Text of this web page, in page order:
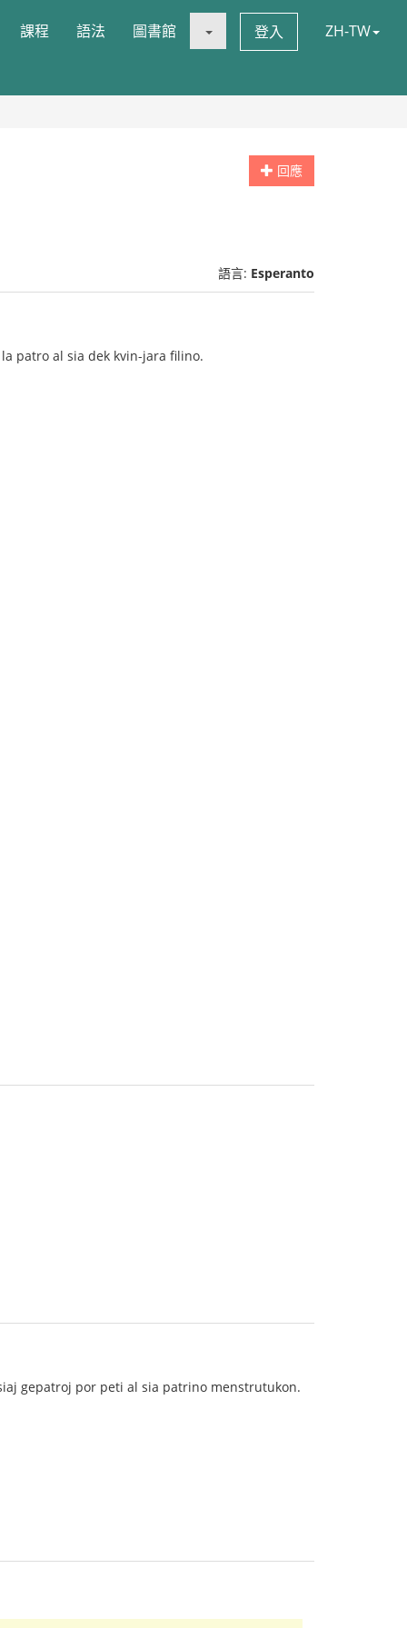
課程 語法 圖書館 登入 ZH-TW
回應
語言: Esperanto
patro al sia dek kvin-jara filino.
gepatroj por peti al sia patrino menstrutukon.